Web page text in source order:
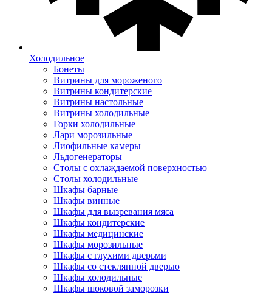
Холодильное
Бонеты
Витрины для мороженого
Витрины кондитерские
Витрины настольные
Витрины холодильные
Горки холодильные
Лари морозильные
Лиофильные камеры
Льдогенераторы
Столы с охлаждаемой поверхностью
Столы холодильные
Шкафы барные
Шкафы винные
Шкафы для вызревания мяса
Шкафы кондитерские
Шкафы медицинские
Шкафы морозильные
Шкафы с глухими дверьми
Шкафы со стеклянной дверью
Шкафы холодильные
Шкафы шоковой заморозки